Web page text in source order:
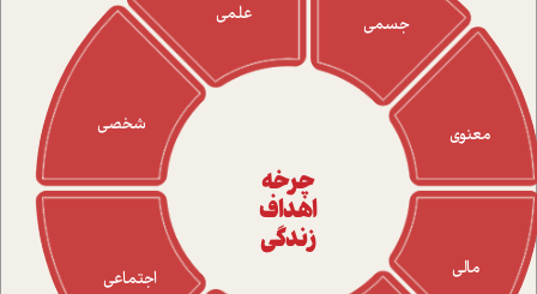
چرخه
اهداف
زندگی
مالی
معنوی
جسمی علمی
شخصی
اجتماعی